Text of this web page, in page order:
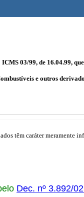
03/99, de 16.04.99,
e outros
têm caráter
Dec. nº 3.892/